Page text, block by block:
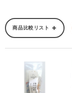
商品比較リスト